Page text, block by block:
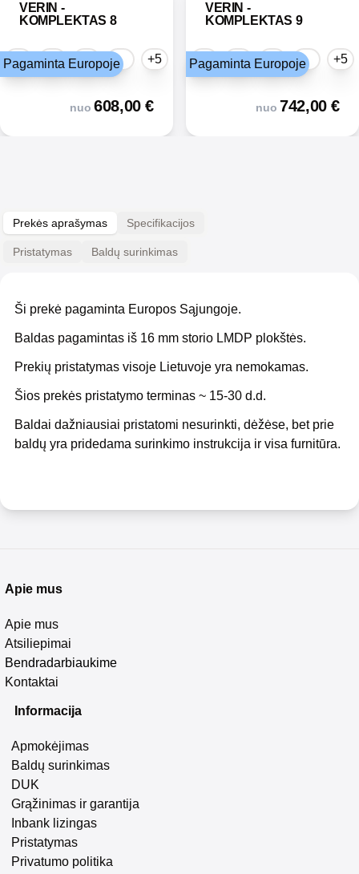
VERIN -
KOMPLEKTAS 8
Pagaminta Europoje +5
nuo 608,00€
VERIN -
KOMPLEKTAS 9
Pagaminta Europoje +5
nuo 742,00€
Prekės aprašymas Specifikacijos
Pristatymas Baldų surinkimas
Ši prekė pagaminta Europos Sąjungoje.
Baldas pagamintas iš 16 mm storio LMDP plokštės.
Prekių pristatymas visoje Lietuvoje yra nemokamas.
Šios prekės pristatymo terminas ~ 15-30 d.d.
Baldai dažniausiai pristatomi nesurinkti, dėžėse, bet prie
baldų yra pridedama surinkimo instrukcija ir visa furnitūra.
Apie mus
Apie mus
Atsiliepimai
Bendradarbiaukime
Kontaktai
Informacija
Apmokėjimas
Baldų surinkimas
DUK
Grąžinimas ir garantija
Inbank lizingas
Pristatymas
Privatumo politika